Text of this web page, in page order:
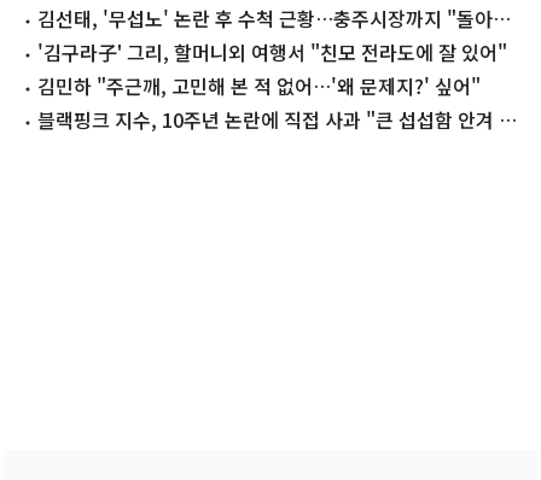
김선태, '무섭노' 논란 후 수척 근황…충주시장까지 "돌아올
생각 없냐?"
'김구라子' 그리, 할머니외 여행서 "친모 전라도에 잘 있어"
김민하 "주근깨, 고민해 본 적 없어…'왜 문제지?' 싶어"
블랙핑크 지수, 10주년 논란에 직접 사과 "큰 섭섭함 안겨 미